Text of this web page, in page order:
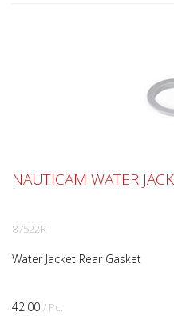
42.00 / Pc.
NAUTICAM WATER
87522R
Water Jacket Rear Gasket